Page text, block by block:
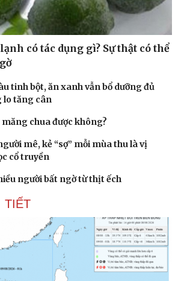
có tác dụng gì? Sự thật có thể
tinh bột, ăn xanh vẫn bổ dưỡng đủ
lo tăng cân
chua được không?
mê, kẻ “sợ” mỗi mùa thu là vị
cổ truyền
người bất ngờ từ thịt ếch
TIẾT